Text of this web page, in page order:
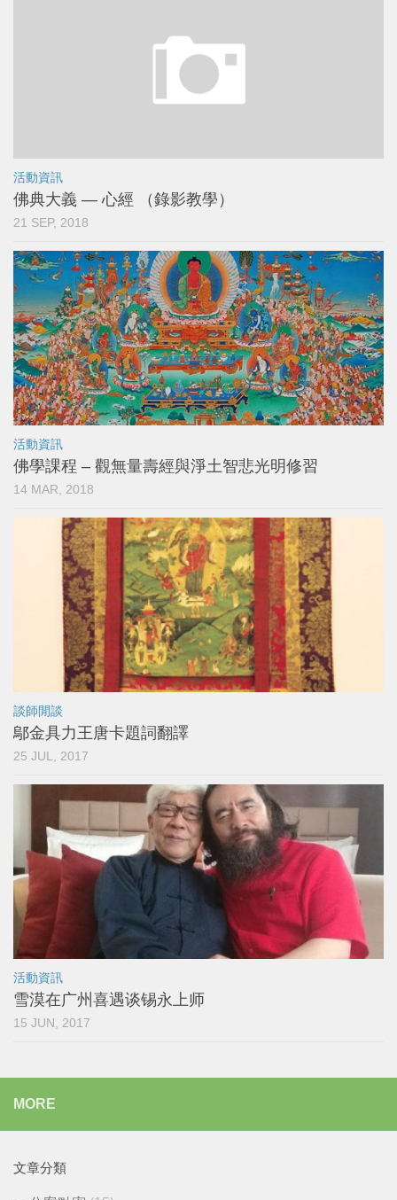
活動資訊
佛典大義 — 心經 （錄影教學）
21 SEP, 2018
活動資訊
佛學課程 – 觀無量壽經與淨土智悲光明修習
14 MAR, 2018
談師閒談
鄔金具力王唐卡題詞翻譯
25 JUL, 2017
活動資訊
雪漠在广州喜遇谈锡永上师
15 JUN, 2017
MORE
文章分類